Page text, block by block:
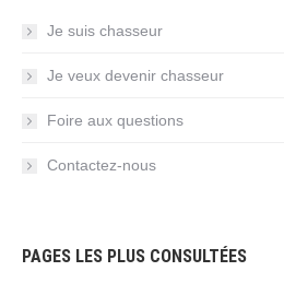
Je suis chasseur
Je veux devenir chasseur
Foire aux questions
Contactez-nous
PAGES LES PLUS CONSULTÉES